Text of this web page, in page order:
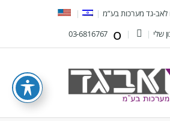
לאב-גד מערכות בע”מ
שלי